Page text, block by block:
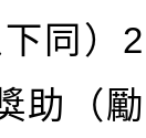
同）
助（